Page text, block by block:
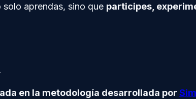
aprendas, sino que participes,
en la metodología desarrollada por